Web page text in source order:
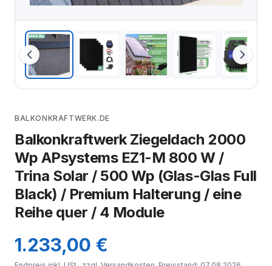
BALKONKRAFTWERK.DE
Balkonkraftwerk Ziegeldach 2000
Wp APsystems EZ1-M 800 W /
Trina Solar / 500 Wp (Glas-Glas Full
Black) / Premium Halterung / eine
Reihe quer / 4 Module
1.233,00 €